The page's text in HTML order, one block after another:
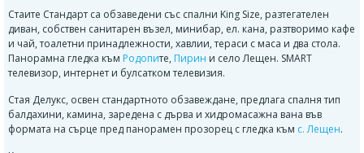
Стаите Стандарт са обзаведени със спални King Size, разтегателен
диван, собствен санитарен възел, минибар, ел. кана, разтворимо кафе
и чай, тоалетни принадлежности, хавлии, тераси с маса и два стола.
Панорамна гледка към Родопите, Пирин и село Лещен. SMART
телевизор, интернет и булсатком телевизия.
Стая Делукс, освен стандартното обзавеждане, предлага спалня тип
балдахини, камина, заредена с дърва и хидромасажна вана във
формата на сърце пред панорамен прозорец с гледка към с. Лещен.